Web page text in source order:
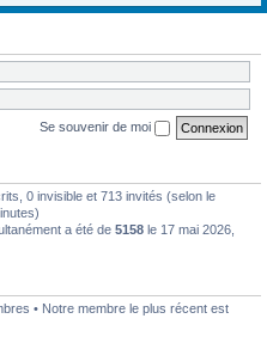
Se souvenir de moi
0 invisible et 713 invités (selon le
a été de 5158 le 17 mai 2026,
• Notre membre le plus récent est